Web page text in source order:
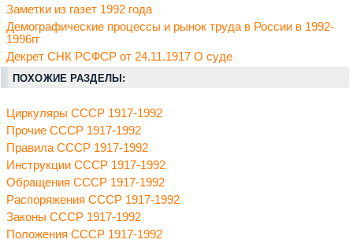
Заметки из газет 1992 года
Демографические процессы и рынок труда в России в 1992-
1996гг
Декрет СНК РСФСР от 24.11.1917 О суде
ПОХОЖИЕ РАЗДЕЛЫ:
Циркуляры СССР 1917-1992
Прочие СССР 1917-1992
Правила СССР 1917-1992
Инструкции СССР 1917-1992
Обращения СССР 1917-1992
Распоряжения СССР 1917-1992
Законы СССР 1917-1992
Положения СССР 1917-1992